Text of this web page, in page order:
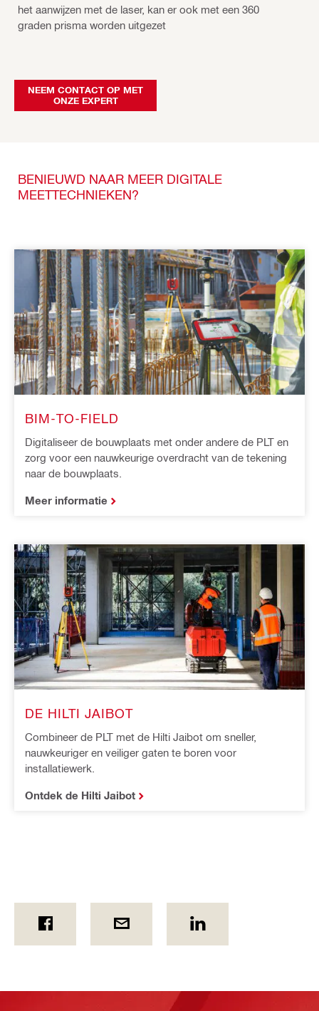
het aanwijzen met de laser, kan er ook met een 360
graden prisma worden uitgezet
NEEM CONTACT OP MET
ONZE EXPERT
BENIEUWD NAAR MEER DIGITALE
MEETTECHNIEKEN?
BIM-TO-FIELD
Digitaliseer de bouwplaats met onder andere de PLT en
zorg voor een nauwkeurige overdracht van de tekening
naar de bouwplaats.
Meer informatie
DE HILTI JAIBOT
Combineer de PLT met de Hilti Jaibot om sneller,
nauwkeuriger en veiliger gaten te boren voor
installatiewerk.
Ontdek de Hilti Jaibot